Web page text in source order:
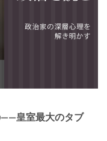
——皇室最大のタブ